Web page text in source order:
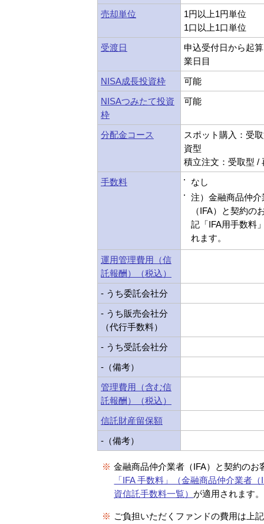
売却単位
1円以上1円単位
1口以上1口単位
受渡日
申込受付日から起
業日目
NISA成長投資枠
可能
NISAつみたて投資
枠
可能
分配金コース
スポット購入：受
資型
積立注文：受取型 /
手数料
なし
注）金融商品仲介
（IFA）と契約の
記「IFA用手数料
れます。
運用管理費用（信
託報酬）（税込）
- うち委託会社分
- うち販売会社分
（代行手数料）
- うち受託会社分
-（備考）
管理費用（含む信
託報酬）（税込）
信託財産留保額
-（備考）
※ 金融商品仲介業者（IFA）と契約のお
「IFA 手数料」（金融商品仲介業者
資信託手数料一覧） が適用されます。
※ ご負担いただくファンドの費用は上